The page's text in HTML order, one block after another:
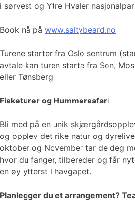
i sørvest og Ytre Hvaler
Book nå på www.saltybeard.no
Turene starter fra Oslo sentrum
avtale kan turen starte fra Son,
eller Tønsberg.
Fisketurer og Hummersafari
Bli med på en unik
og opplev det rike natur og
oktober og November tar de deg
hvor du fanger, tilbereder og får
en øy ytterst i havgapet.
Planlegger du et arrangement?